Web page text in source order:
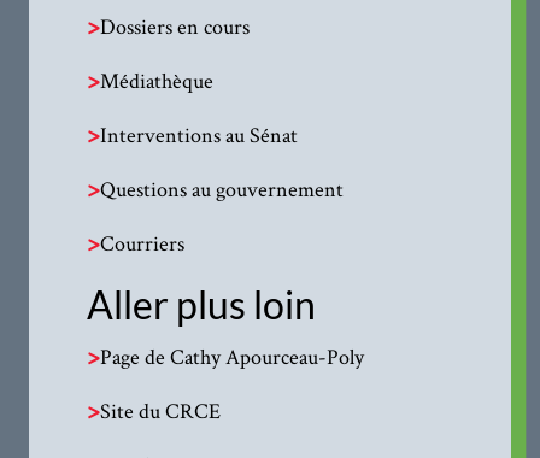
>Dossiers en cours
>Médiathèque
>Interventions au Sénat
>Questions au gouvernement
>Courriers
Aller plus loin
>Page de Cathy Apourceau-Poly
>Site du CRCE